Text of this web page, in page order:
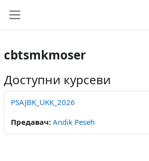
cbtsmkmoser
Доступни курсеви
PSAJBK_UKK_2026
Предавач: Andik Peseh